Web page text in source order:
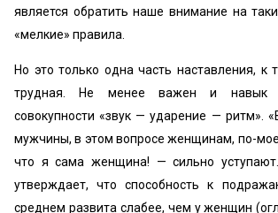
является обратить наше внимание на
«мелкие» правила.
Но это только одна часть наставления, к
трудная. Не менее важен и навык
совокупности «звук — ударение — ритм».
мужчины, в этом вопросе женщинам, по-
что я сама женщина! — сильно
утверждает, что способность к
среднем развита слабее, чем у женщин